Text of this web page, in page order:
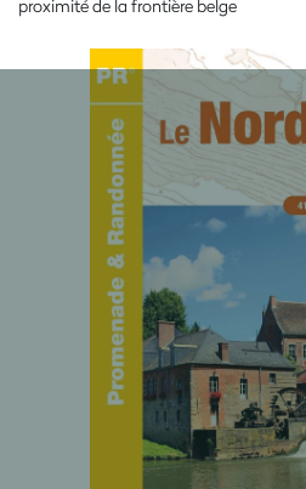
proximité de la frontière belge